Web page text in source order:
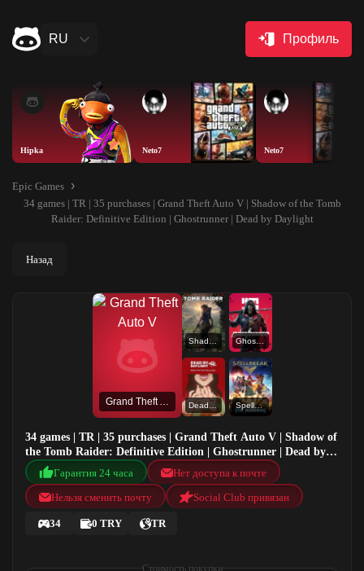
RU Профиль
Hipka Neto7 Neto7
Epic Games
34 games | TR | 35 purchases | Grand Theft Auto V | Shadow of the Tomb
Raider: Definitive Edition | Ghostrunner | Dead by Daylight
Назад
Grand Theft Auto V
Shadow of the Tomb Raider: Definitive Edition Ghostrunner
Spellbreak
34 games | TR | 35 purchases | Grand Theft Auto V | Shadow of
the Tomb Raider: Definitive Edition | Ghostrunner | Dead by
DaylightГарантия 24 часа
Нет доступа к почте
Нельзя сменить почту
Social Club привязан
34 0 TRY TR
Стоимость покупки